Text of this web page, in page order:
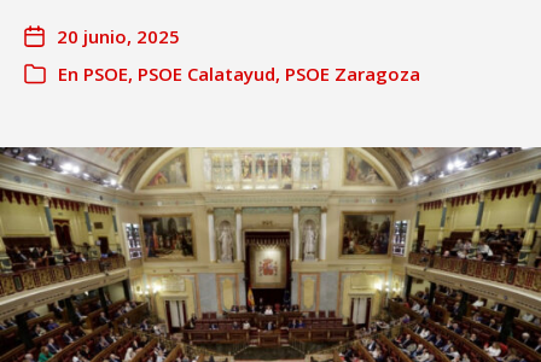
20 junio, 2025
En PSOE, PSOE Calatayud, PSOE Zaragoza